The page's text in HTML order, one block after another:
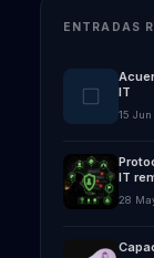
ENTRADAS
IT
15
IT
28